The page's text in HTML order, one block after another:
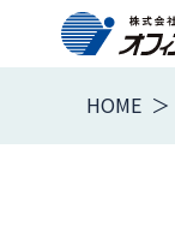
HOME